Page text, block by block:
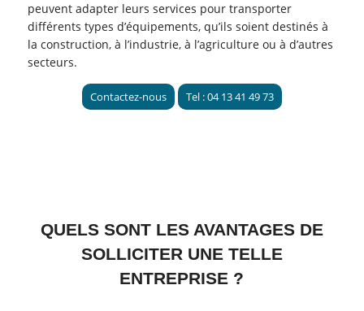
peuvent adapter leurs services pour transporter
différents types d’équipements, qu’ils soient destinés à
la construction, à l’industrie, à l’agriculture ou à d’autres
secteurs.
Contactez-nous Tel : 04 13 41 49 73
QUELS SONT LES AVANTAGES DE
SOLLICITER UNE TELLE
ENTREPRISE ?